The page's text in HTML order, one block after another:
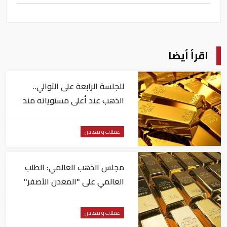
اقرأ أيضا
للجلسة الرابعة على التوالي..
الذهب عند أعلى مستوياته منذ
عملات و معادن
مجلس الذهب العالمي: الطلب
العالمي على "المعدن الأصفر"
عملات و معادن